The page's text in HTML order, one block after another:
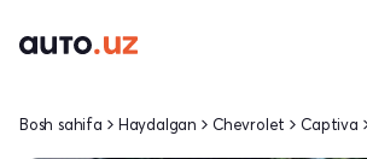
Bosh sahifa Haydalgan Chevrolet Captiva